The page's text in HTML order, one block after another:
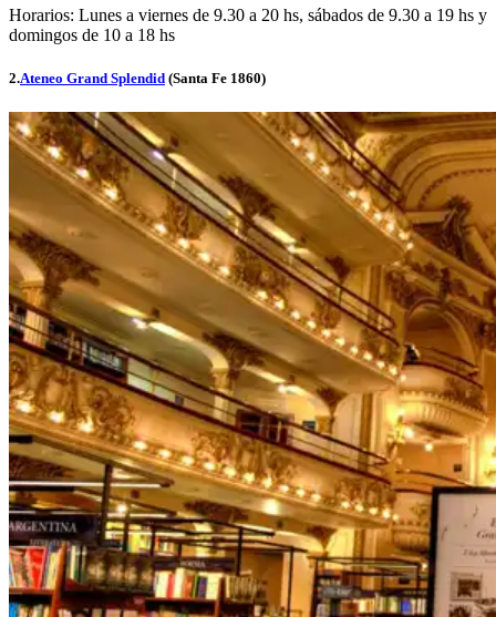
Horarios: Lunes a viernes de 9.30 a 20 hs, sábados de 9.30 a 19 hs y
domingos de 10 a 18 hs
2.Ateneo Grand Splendid (Santa Fe 1860)